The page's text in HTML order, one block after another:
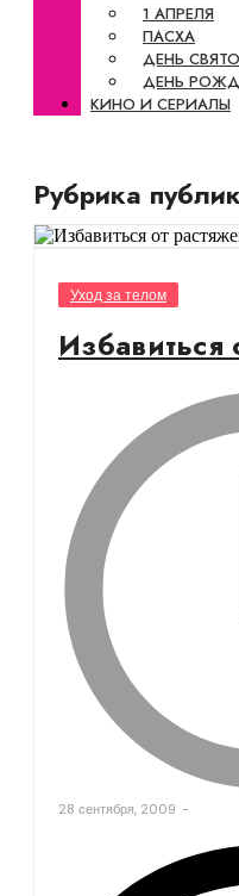
1 АПРЕЛЯ
ПАСХА
ДЕНЬ
ДЕНЬ
КИНО И СЕРИАЛЫ
Рубрика
Уход за телом
Избавиться
28 сентября, 2009 -